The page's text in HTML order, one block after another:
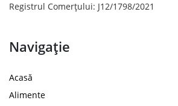
Registrul Comerțului: J12/1798/2021
Navigație
Acasă
Alimente